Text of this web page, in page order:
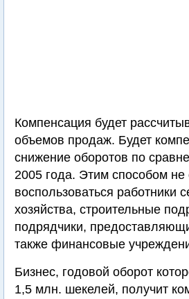
Компенсация будет
объемов продаж. Будет
снижение оборотов по
2005 года. Этим способом не
воспользоваться работники
хозяйства, строительные
подрядчики,
также финансовые
Бизнес, годовой оборот
1,5 млн. шекелей, получит